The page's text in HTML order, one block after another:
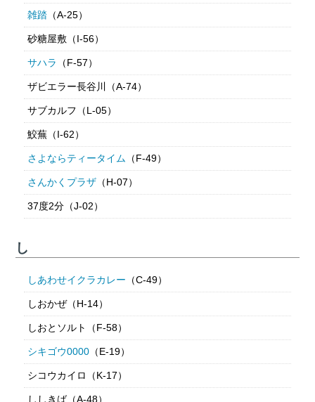
雑踏（A-25）
砂糖屋敷（I-56）
サハラ （F-57）
ザビエラー長谷川（A-74）
サブカルフ（L-05）
鮫蕪（I-62）
さよならティータイム （F-49）
さんかくプラザ（H-07）
37度2分（J-02）
し
しあわせイクラカレー （C-49）
しおかぜ（H-14）
しおとソルト（F-58）
シキゴウ0000（E-19）
シコウカイロ（K-17）
ししきば（A-48）